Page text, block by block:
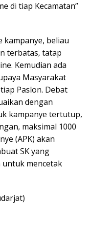
di tiap Kecamatan”
beliau
terbatas, tatap
Kemudian ada
Masyarakat
Paslon. Debat
dengan
kampanye tertutup,
maksimal 1000
(APK) akan
SK yang
untuk mencetak